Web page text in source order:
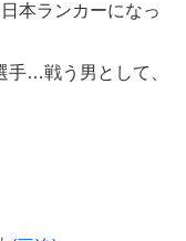
本ランカーになっ
手…戦う男として、